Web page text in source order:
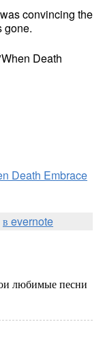
convincing the
gone.
Death
Death Embrace
в evernote
любимые песни